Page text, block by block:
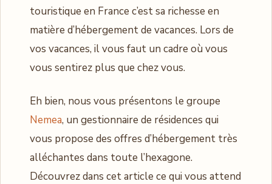
touristique en France c’est sa richesse en
matière d’hébergement de vacances. Lors de
vos vacances, il vous faut un cadre où vous
vous sentirez plus que chez vous.
Eh bien, nous vous présentons le groupe
Nemea, un gestionnaire de résidences qui
vous propose des offres d’hébergement très
alléchantes dans toute l’hexagone.
Découvrez dans cet article ce qui vous attend